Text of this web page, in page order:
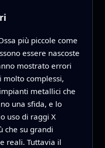
più piccole come
essere nascoste
mostrato errori
complessi,
metallici che
una sfida, e lo
uso di raggi X
che su grandi
reali. Tuttavia il